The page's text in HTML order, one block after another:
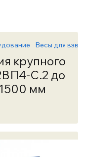
Весы для
крупного
С.2 до
мм